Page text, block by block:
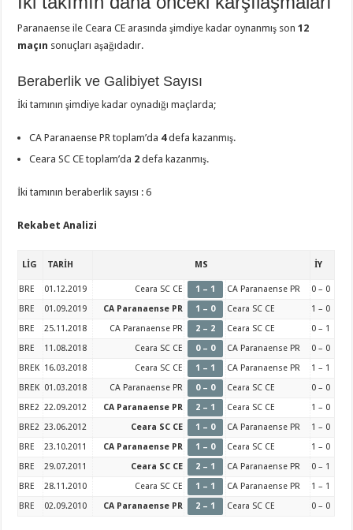
Paranaense ile Ceara CE arasında şimdiye kadar oynanmış son12
maçın sonuçları aşağıdadır.
Beraberlik ve Galibiyet Sayısı
İki tamının şimdiye kadar oynadığı maçlarda;
CA Paranaense PR toplam’da 4defa kazanmış.
Ceara SC CE toplam’da 2 defa kazanmış.
İki tamının beraberlik sayısı : 6
Rekabet Analizi
LİG TARİH MS İY
BRE 01.12.2019 Ceara SC CE 1 – 1 CA Paranaense PR
0 – 0
BRE
01.09.2019 CA Paranaense PR 1 – 0 Ceara SC CE
1 – 0
BRE
25.11.2018 CA Paranaense PR 2 – 2 Ceara SC CE
0 – 1
BRE
11.08.2018 Ceara SC CE 0 – 0 CA Paranaense PR
0 – 0
BREK 16.03.2018 Ceara SC CE 1 – 1 CA Paranaense PR
1 – 1
BREK 01.03.2018 CA Paranaense PR 0 – 0 Ceara SC CE
0 – 0
BRE2 22.09.2012 CA Paranaense PR 2 – 1 Ceara SC CE
1 – 0
BRE2 23.06.2012 Ceara SC CE 1 – 0 CA Paranaense PR
1 – 0
BRE
23.10.2011 CA Paranaense PR 1 – 0 Ceara SC CE
1 – 0
BRE
29.07.2011 Ceara SC CE 2 – 1 CA Paranaense PR
0 – 1
BRE
28.11.2010 Ceara SC CE 1 – 1 CA Paranaense PR
1 – 1
BRE
02.09.2010 CA Paranaense PR 2 – 1 Ceara SC CE 0 – 0